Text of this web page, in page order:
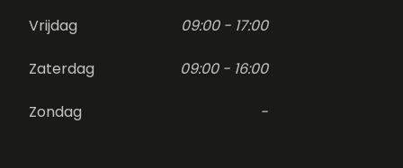
Vrijdag 09:00 - 17:00
Zaterdag 09:00 - 16:00
Zondag -